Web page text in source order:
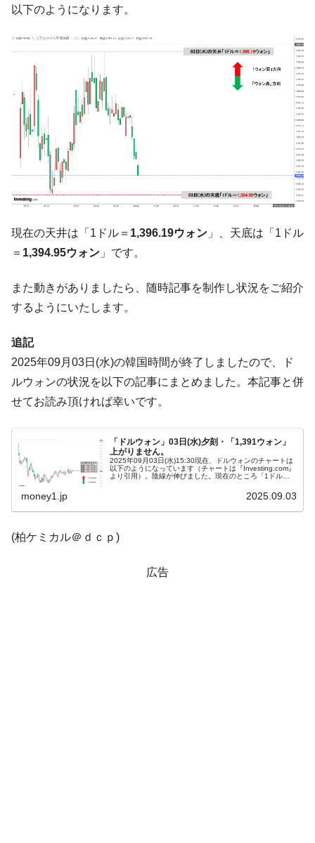
ン』1人当たり賠償10万ウォンを認定 ⇒ 総額3兆7,000億
『Money1』
韓国型イージス搭載の次世代駆逐艦
「KDDX」1番艦、2032年竣工と公示
『Money1』
【対日本円】ウォン安が急進！ 日米の協調
に韓国がいっちょがみしたのでは。
『Money1』
は韓国で『BYD』車は売れている。6カ月で対前年同期比
1.9倍！
『Money1』
く空港に詰めかけ「出て行け！」「極右勢力」のプラカー
『Money1』
韓国政府「2035年までに18.4GW規模のAIデ
ータセンター整備」⇒ だから無理だってば。
ほぼ終わった」
韓国『国民年金公団』株価暴落で200兆蒸
『Money1』
韓国政府「ニセＫ-ブランドを通報しようキ
ャンペーン」⇒ あの名物教授も登場！
『Money1』
韓国「橋が落ちました」⇒ 耐久性「なさす
ぎ」では。
営業利益80.2％も減少
『Money1』
米国下院「韓国の公務員個人をターゲット
にぶん殴る法案」提出！⇒ クーパン問題は合衆国企業に対
する差別。許してはおかぬ
他人事のような発言。
韓国半導体『SKハイニックス』2026年2Qの
業績「史上最高益」当期純利益は前年同期比13.4倍に。
以下のようになります。
現在の天井は「1ドル＝ 1,396.19ウォン 」、天底は「1ドル
＝ 1,394.95ウォン 」です。
また動きがありましたら、随時記事を制作し状況をご紹介
するようにいたします。
追記
2025年09月03日(水)の韓国時間が終了しましたので、ド
ルウォンの状況を以下の記事にまとめました。本記事と併
せてお読み頂ければ幸いです。
「ドルウォン」03日(水)夕刻・「1,391ウォン」
上がりません。
2025年09月03日(水)15:30現在、ドルウォンのチャートは
以下のようになっています（チャートは『Investing.com』
より引用）。陰線が伸びました。現在のところ「1ドル＝
money1.jp 2025.09.03
(柏ケミカル＠ｄｃｐ)
広告